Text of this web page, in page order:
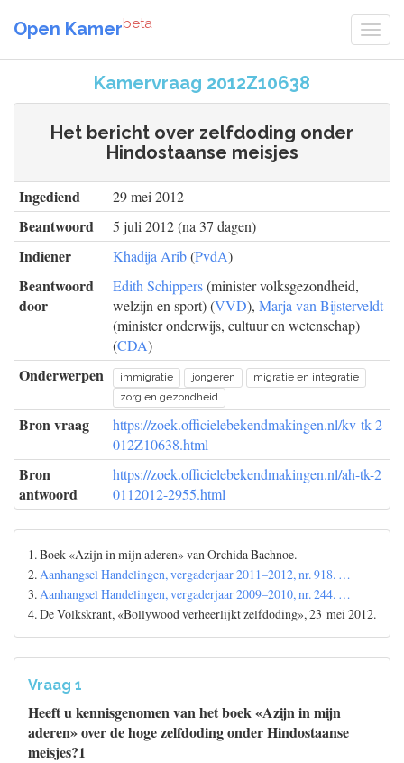
Open Kamerbeta
Kamervraag 2012Z10638
Het bericht over zelfdoding onder
Hindostaanse meisjes
Ingediend 29 mei 2012
Beantwoord 5 juli 2012 (na 37 dagen)
Indiener Khadija Arib(PvdA)
Beantwoord
door
Edith Schippers(minister volksgezondheid,
welzijn en sport) (VVD), Marja van Bijsterveldt
(minister onderwijs, cultuur en wetenschap)
(CDA)
Onderwerpen immigratie jongeren
migratie en integratie
zorg en gezondheid
Bron vraag
https://zoek.officielebekendmakingen.nl/kv-tk-2
012Z10638.html
Bron
antwoord
https://zoek.officielebekendmakingen.nl/ah-tk-2
0112012-2955.html
1. Boek «Azijn in mijn aderen» van Orchida Bachnoe.
2.Aanhangsel Handelingen, vergaderjaar 2011–2012, nr. 918. …
3.Aanhangsel Handelingen, vergaderjaar 2009–2010, nr. 244. …
4. De Volkskrant, «Bollywood verheerlijkt zelfdoding», 23 mei 2012.
Vraag 1
Heeft u kennisgenomen van het boek «Azijn in mijn
aderen» over de hoge zelfdoding onder Hindostaanse
meisjes?1